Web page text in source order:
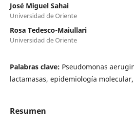
José Miguel Sahai
Universidad de Oriente
Rosa Tedesco-Maiullari
Universidad de Oriente
Palabras clave: Pseudomonas
lactamasas, epidemiología molecular,
Resumen